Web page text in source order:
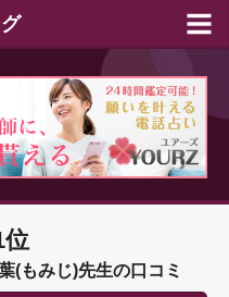
位
(もみじ)先生の口コミ